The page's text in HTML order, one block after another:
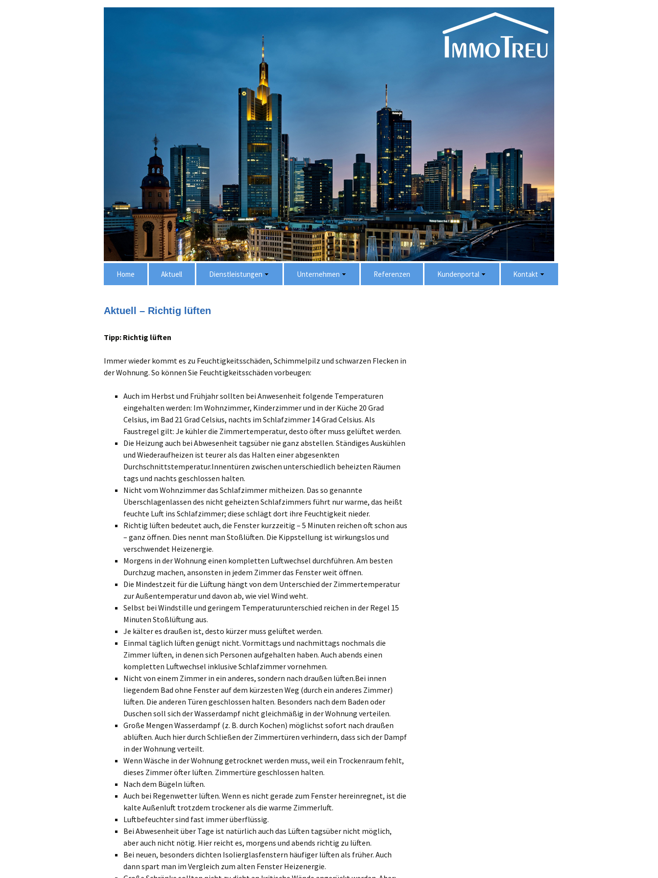
Immotreu
Zum
Home Aktuell Dienstleistungen Unternehmen
Stellenangebote
Referenzen Kundenportal Kontakt
Aktuell – Richtig lüften
Tipp: Richtig lüften
Immer wieder kommt es zu Feuchtigkeitsschäden, Schimmelpilz und schwarzen Flecken in
der Wohnung. So können Sie Feuchtigkeitsschäden vorbeugen:
Auch im Herbst und Frühjahr sollten bei Anwesenheit folgende Temperaturen
eingehalten werden: Im Wohnzimmer, Kinderzimmer und in der Küche 20 Grad
Celsius, im Bad 21 Grad Celsius, nachts im Schlafzimmer 14 Grad Celsius. Als
Faustregel gilt: Je kühler die Zimmertemperatur, desto öfter muss gelüftet werden.
Die Heizung auch bei Abwesenheit tagsüber nie ganz abstellen. Ständiges Auskühlen
und Wiederaufheizen ist teurer als das Halten einer abgesenkten
Durchschnittstemperatur.Innentüren zwischen unterschiedlich beheizten Räumen
tags und nachts geschlossen halten.
Nicht vom Wohnzimmer das Schlafzimmer mitheizen. Das so genannte
Überschlagenlassen des nicht geheizten Schlafzimmers führt nur warme, das heißt
feuchte Luft ins Schlafzimmer; diese schlägt dort ihre Feuchtigkeit nieder.
Richtig lüften bedeutet auch, die Fenster kurzzeitig – 5 Minuten reichen oft schon aus
– ganz öffnen. Dies nennt man Stoßlüften. Die Kippstellung ist wirkungslos und
verschwendet Heizenergie.
Morgens in der Wohnung einen kompletten Luftwechsel durchführen. Am besten
Durchzug machen, ansonsten in jedem Zimmer das Fenster weit öffnen.
Die Mindestzeit für die Lüftung hängt von dem Unterschied der Zimmertemperatur
zur Außentemperatur und davon ab, wie viel Wind weht.
Selbst bei Windstille und geringem Temperaturunterschied reichen in der Regel 15
Minuten Stoßlüftung aus.
Je kälter es draußen ist, desto kürzer muss gelüftet werden.
Einmal täglich lüften genügt nicht. Vormittags und nachmittags nochmals die
Zimmer lüften, in denen sich Personen aufgehalten haben. Auch abends einen
kompletten Luftwechsel inklusive Schlafzimmer vornehmen.
Nicht von einem Zimmer in ein anderes, sondern nach draußen lüften.Bei innen
liegendem Bad ohne Fenster auf dem kürzesten Weg (durch ein anderes Zimmer)
lüften. Die anderen Türen geschlossen halten. Besonders nach dem Baden oder
Duschen soll sich der Wasserdampf nicht gleichmäßig in der Wohnung verteilen.
Große Mengen Wasserdampf (z. B. durch Kochen) möglichst sofort nach draußen
ablüften. Auch hier durch Schließen der Zimmertüren verhindern, dass sich der Dampf
in der Wohnung verteilt.
Wenn Wäsche in der Wohnung getrocknet werden muss, weil ein Trockenraum fehlt,
dieses Zimmer öfter lüften. Zimmertüre geschlossen halten.
Nach dem Bügeln lüften.
Auch bei Regenwetter lüften. Wenn es nicht gerade zum Fenster hereinregnet, ist die
kalte Außenluft trotzdem trockener als die warme Zimmerluft.
Luftbefeuchter sind fast immer überflüssig.
Bei Abwesenheit über Tage ist natürlich auch das Lüften tagsüber nicht möglich,
aber auch nicht nötig. Hier reicht es, morgens und abends richtig zu lüften.
Bei neuen, besonders dichten Isolierglasfenstern häufiger lüften als früher. Auch
dann spart man im Vergleich zum alten Fenster Heizenergie.